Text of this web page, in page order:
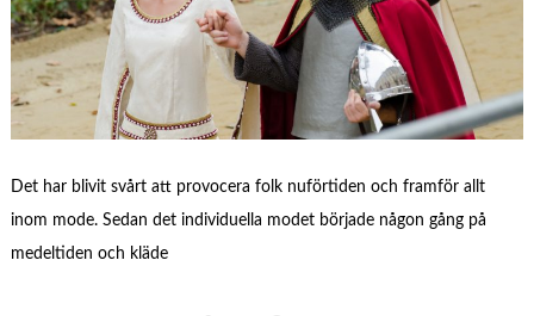
Det har blivit svårt att provocera folk nuförtiden och framför allt
inom mode. Sedan det individuella modet började någon gång på
medeltiden och kläde